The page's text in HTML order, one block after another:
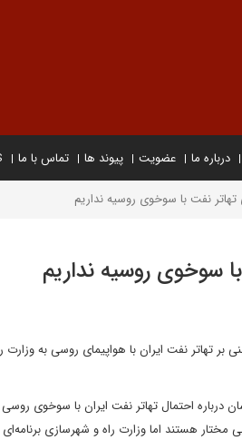
درباره ما عضویت پیوند ها تماس با ما
تهاتر نفت با سوخوی روسیه نداریم
سوخوی روسیه نداریم
تهاتر نفت ایران با هواپیمای روسی به وزارت
درباره احتمال تهاتر نفت ایران با سوخوی
هستند اما وزارت راه و شهرسازی برنامه‌ای